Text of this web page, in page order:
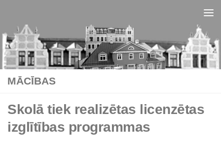
MĀCĪBAS
Skolā tiek realizētas licenzētas
izglītības programmas